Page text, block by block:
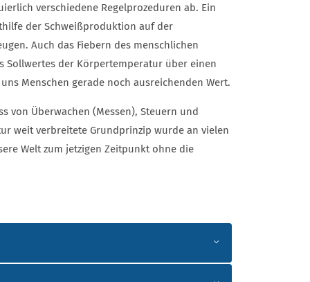
verschiedene Regelprozeduren ab. Ein
der Schweißproduktion auf der
Auch das Fiebern des menschlichen
Sollwertes der Körpertemperatur über einen
Menschen gerade noch ausreichenden Wert.
von Überwachen (Messen), Steuern und
weit verbreitete Grundprinzip wurde an vielen
Welt zum jetzigen Zeitpunkt ohne die